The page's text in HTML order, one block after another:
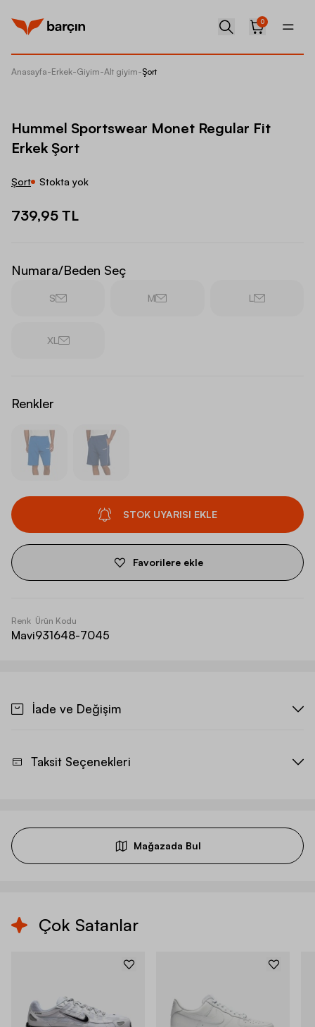
0
Anasayfa-Erkek-Giyim-Alt giyim-Şort
Hummel Sportswear Monet Regular Fit
Erkek Şort
Şort Stokta yok
739,95 TL
Numara/Beden Seç
S M L
XL
Renkler
STOK UYARISI EKLE
Favorilere ekle
Renk
Mavi
Ürün Kodu
931648-7045
İade ve Değişim
Taksit Seçenekleri
Mağazada Bul
Çok Satanlar